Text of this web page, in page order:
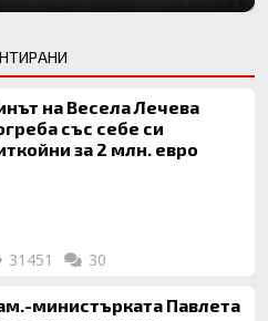
на Весела Лечева
със себе си
за 2 млн. евро
31451 30
министърката Павлета